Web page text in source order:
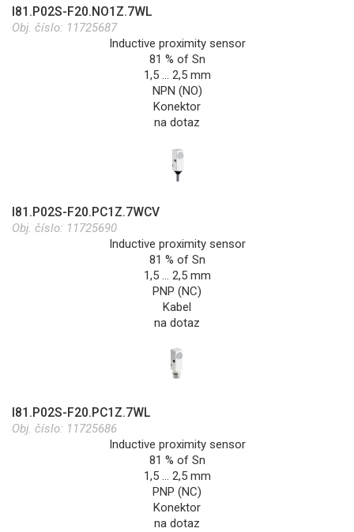
I81.P02S-F20.NO1Z.7WL
Obj. číslo: 11725687
Inductive proximity sensor
81 % of Sn
1,5 … 2,5 mm
NPN (NO)
Konektor
na dotaz
I81.P02S-F20.PC1Z.7WCV
Obj. číslo: 11725690
Inductive proximity sensor
81 % of Sn
1,5 … 2,5 mm
PNP (NC)
Kabel
na dotaz
I81.P02S-F20.PC1Z.7WL
Obj. číslo: 11725686
Inductive proximity sensor
81 % of Sn
1,5 … 2,5 mm
PNP (NC)
Konektor
na dotaz